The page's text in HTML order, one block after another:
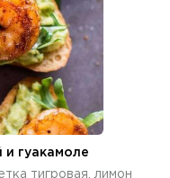
и гуакамоле
тигровая, лимон